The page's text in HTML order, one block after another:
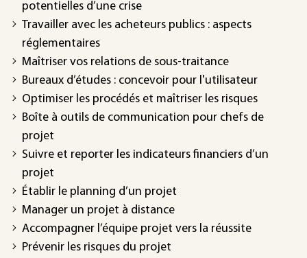
potentielles d’une crise
Travailler avec les acheteurs publics : aspects
réglementaires
Maîtriser vos relations de sous-traitance
Bureaux d’études : concevoir pour l'utilisateur
Optimiser les procédés et maîtriser les risques
Boîte à outils de communication pour chefs de
projet
Suivre et reporter les indicateurs financiers d’un
projet
Établir le planning d’un projet
Manager un projet à distance
Accompagner l’équipe projet vers la réussite
Prévenir les risques du projet